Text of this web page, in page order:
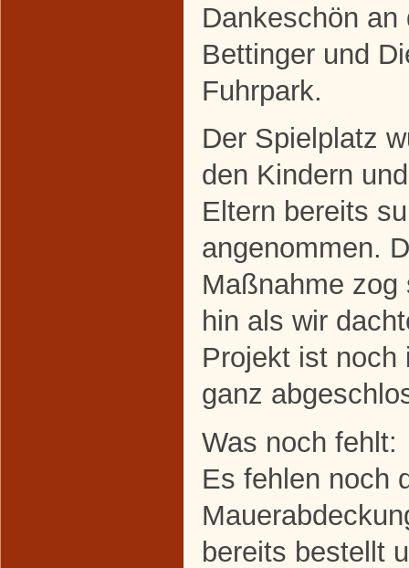
Dankeschön an
Bettinger und
Fuhrpark.
Der Spielplatz
den Kindern
Eltern bereits
angenommen.
Maßnahme zog
hin als wir
Projekt ist noch
ganz
Was noch fehlt:
Es fehlen noch
bereits bestellt